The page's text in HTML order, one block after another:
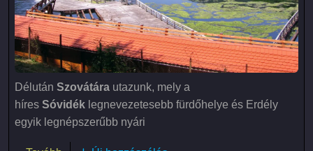
Délután Szovátára utazunk, mely a
híres Sóvidék legnevezetesebb fürdőhelye és Erdély
egyik legnépszerűbb nyári